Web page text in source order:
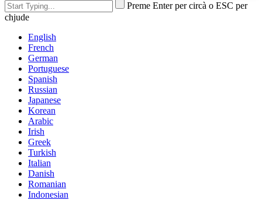
Preme Enter per circà o ESC per
chjude
English
French
German
Portuguese
Spanish
Russian
Japanese
Korean
Arabic
Irish
Greek
Turkish
Italian
Danish
Romanian
Indonesian